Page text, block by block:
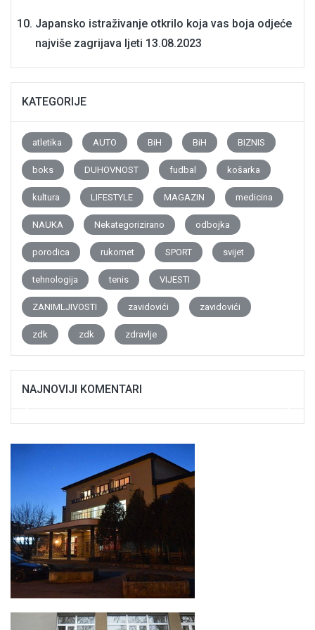
Japansko istraživanje otkrilo koja vas boja odjeće
najviše zagrijava ljeti 13.08.2023
KATEGORIJE
atletika AUTO BiH BiH BIZNIS
boks DUHOVNOST fudbal košarka
kultura LIFESTYLE MAGAZIN medicina
NAUKA Nekategorizirano odbojka
porodica rukomet SPORT svijet
tehnologija tenis VIJESTI
ZANIMLJIVOSTI zavidovići zavidovići
zdk zdk zdravlje
NAJNOVIJI KOMENTARI